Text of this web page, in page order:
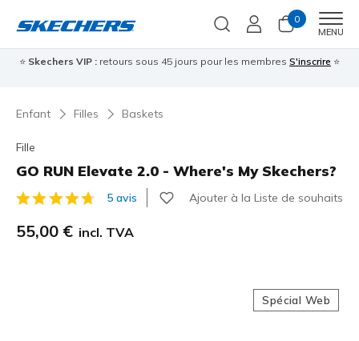
0
MENU
⭐ Skechers VIP : retours sous 45 jours pour les membres S'inscrire ⭐
Enfant Filles Baskets
Fille
GO RUN Elevate 2.0 - Where's My Skechers?
Évaluation client 4,3 sur 5
5 avis Ajouter à la Liste de souhaits
55,00 € incl. TVA
Spécial Web